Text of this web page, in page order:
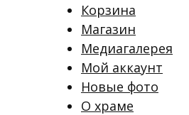
Корзина
Магазин
Медиагалерея
Мой аккаунт
Новые фото
О храме